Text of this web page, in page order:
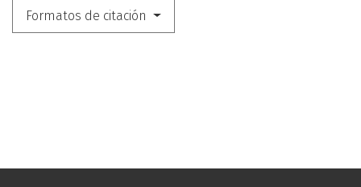
Formatos de citación